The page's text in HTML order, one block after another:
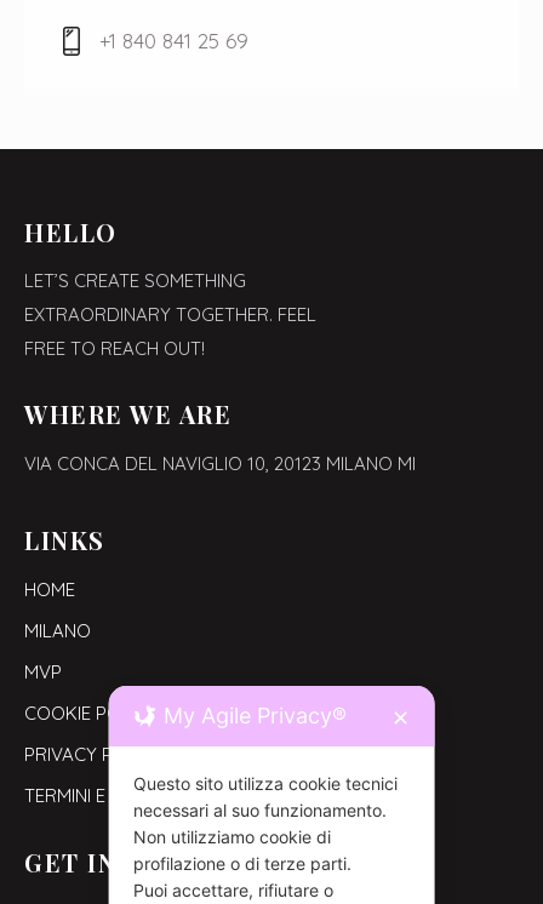
+1 840 841 25 69
HELLO
LET’S CREATE SOMETHING
EXTRAORDINARY TOGETHER. FEEL
FREE TO REACH OUT!
WHERE WE ARE
VIA CONCA DEL NAVIGLIO 10, 20123 MILANO MI
LINKS
HOME
MILANO
MVP
COOKIE POLICY
PRIVACY POLICY
TERMINI E CONDIZIONI
GET IN TOUCH
My Agile Privacy® ✕
Questo sito utilizza cookie tecnici
necessari al suo funzionamento.
Non utilizziamo cookie di
profilazione o di terze parti.
Puoi accettare, rifiutare o